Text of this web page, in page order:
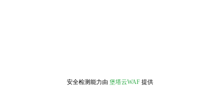
安全检测能力由 堡塔云WAF 提供